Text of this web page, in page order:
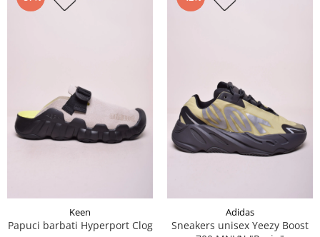
Keen
Papuci barbati Hyperport Clog
Adidas
Sneakers unisex Yeezy Boost